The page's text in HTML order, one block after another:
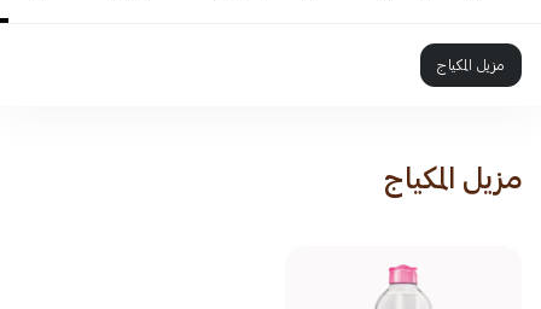
مزيل المكياج
مزيل المكياج